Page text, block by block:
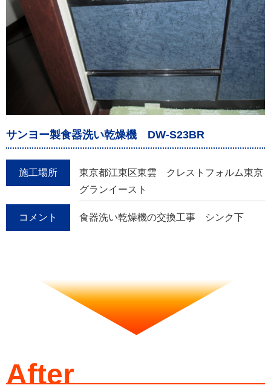
サンヨー製食器洗い乾燥機 DW-S23BR
施工場所
東京都江東区東雲 クレストフォルム東京
グランイースト
コメント 食器洗い乾燥機の交換工事 シンク下
After